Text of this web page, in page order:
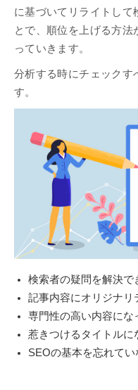
に基づいてリライトして
とで、順位を上げる方法
っていきます。
分析する時にチェックす
す。
検索者の疑問を解決で
記事内容にオリジナリ
専門性の高い内容にな
惹きつけるタイトルに
SEOの基本を忘れてい